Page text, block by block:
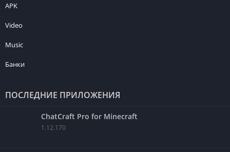
APK
Video
Music
Банки
ПОСЛЕДНИЕ ПРИЛОЖЕНИЯ
ChatCraft Pro for Minecraft
1.12.170